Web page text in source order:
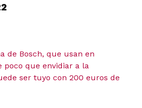
de Bosch, que usan en
poco que envidiar a la
ser tuyo con 200 euros de